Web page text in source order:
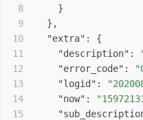
}
} ,
"extra" :
{
"description" :
"error_code" :
"logid" :
"now" :